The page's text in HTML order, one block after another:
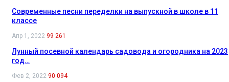
Современные песни переделки на выпускной в школе в 11
классе
Апр 1, 2022 99 261
Лунный посевной календарь садовода и огородника на 2023
год…
Фев 2, 2022 90 094